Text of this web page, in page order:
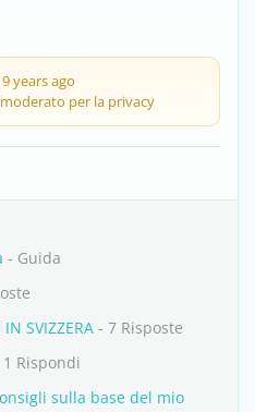
9 years ago
per la privacy
- Guida
SVIZZERA - 7 Risposte
1 Rispondi
sulla base del mio